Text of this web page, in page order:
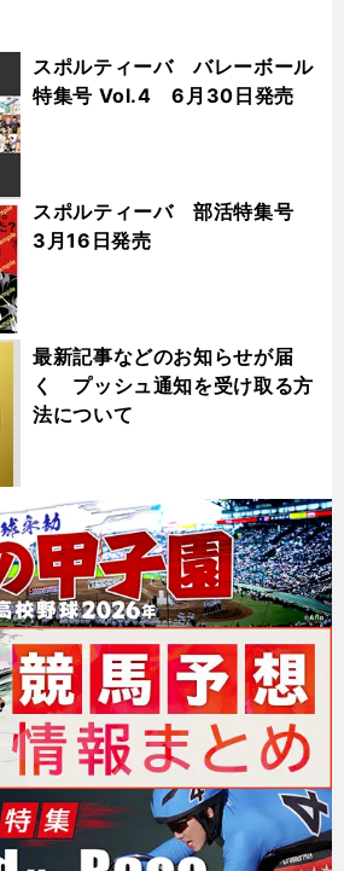
スポルティーバ バレーボール
特集号 Vol.4 6月30日発売
スポルティーバ 部活特集号
3月16日発売
最新記事などのお知らせが届
く プッシュ通知を受け取る方
法について